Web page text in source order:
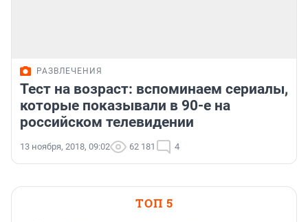
РАЗВЛЕЧЕНИЯ
Тест на возраст: вспоминаем сериалы,
которые показывали в 90-е на
российском телевидении
13 ноября, 2018, 09:02 62 181 4
ТОП 5